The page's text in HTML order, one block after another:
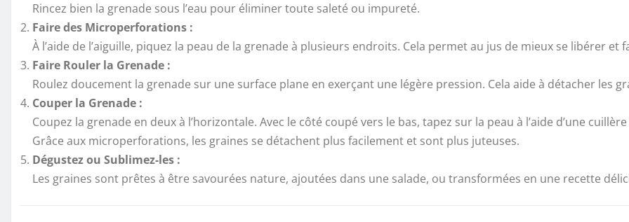
Rincez bien la grenade sous l’eau pour éliminer toute saleté ou impureté.
Faire des Microperforations :
À l’aide de l’aiguille, piquez la peau de la grenade à plusieurs endroits. Cela permet au jus de mieux se libérer et
Faire Rouler la Grenade :
Roulez doucement la grenade sur une surface plane en exerçant une légère pression. Cela aide à détacher les
Couper la Grenade :
Coupez la grenade en deux à l’horizontale. Avec le côté coupé vers le bas, tapez sur la peau à l’aide d’une
Grâce aux microperforations, les graines se détachent plus facilement et sont plus juteuses.
Dégustez ou Sublimez-les :
Les graines sont prêtes à être savourées nature, ajoutées dans une salade, ou transformées en une recette